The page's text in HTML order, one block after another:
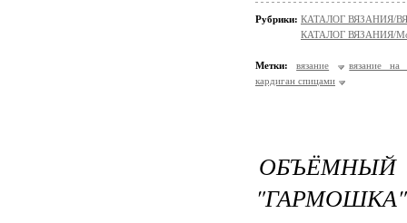
Рубрики: КАТАЛОГ ВЯЗАНИЯ/
КАТАЛОГ ВЯЗАНИЯ/
Метки: вязание
вязание на
кардиган спицами
"ГАРМОШКА"